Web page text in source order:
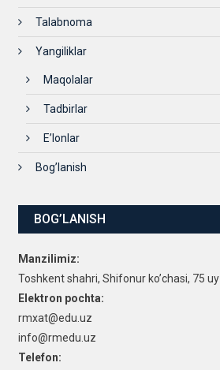
Talabnoma
Yangiliklar
Maqolalar
Tadbirlar
E’lonlar
Bog’lanish
BOG’LANISH
Manzilimiz:
Toshkent shahri, Shifonur ko’chasi, 75 uy
Elektron pochta:
rmxat@edu.uz
info@rmedu.uz
Telefon: